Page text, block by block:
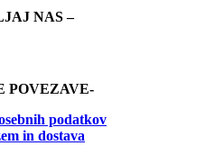
NAS –
POVEZAVE-
podatkov
in dostava